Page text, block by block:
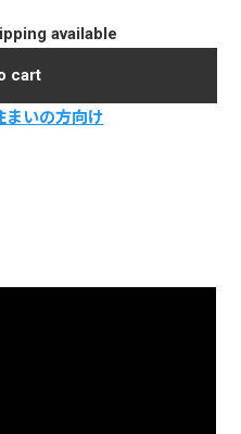
available
cart
まいの方向け